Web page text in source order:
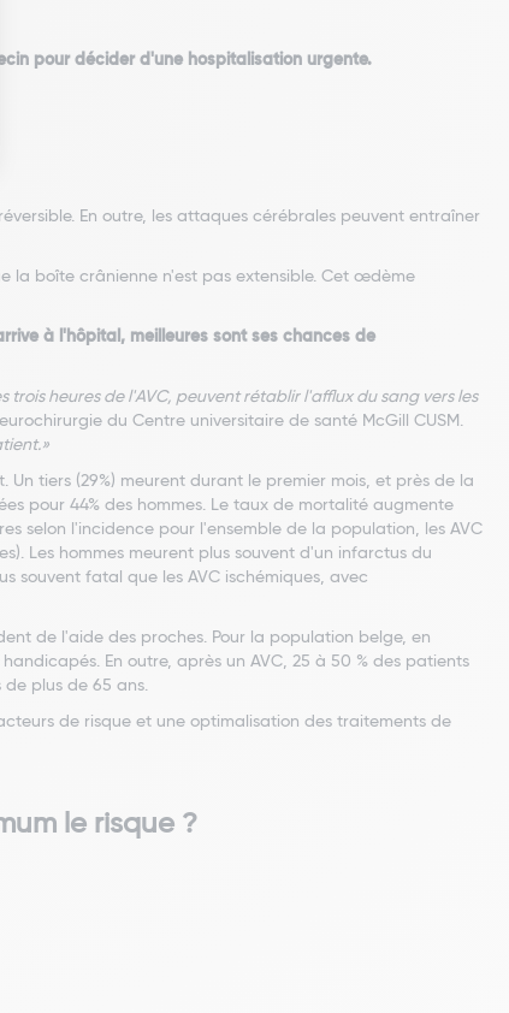
pour décider d'une hospitalisation urgente.
En outre, les attaques cérébrales peuvent entraîner
la boîte crânienne n'est pas extensible. Cet œdème
à l'hôpital, meilleures sont ses chances de
trois heures de l'AVC, peuvent rétablir l'afflux du sang vers les
du Centre universitaire de santé McGill CUSM.
tiers (29%) meurent durant le premier mois, et près de la
pour 44% des hommes. Le taux de mortalité augmente
selon l'incidence pour l'ensemble de la population, les AVC
Les hommes meurent plus souvent d'un infarctus du
souvent fatal que les AVC ischémiques, avec
de l'aide des proches. Pour la population belge, en
En outre, après un AVC, 25 à 50 % des patients
plus de 65 ans.
de risque et une optimalisation des traitements de
le risque ?